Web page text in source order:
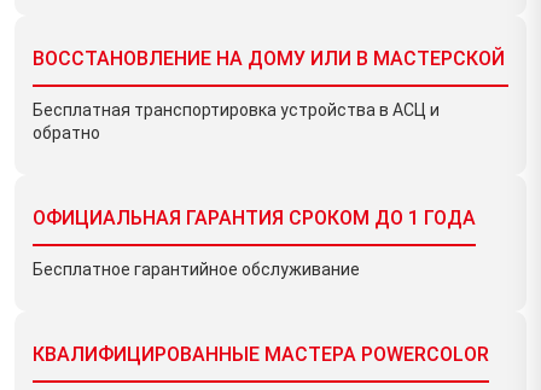
ВОССТАНОВЛЕНИЕ НА ДОМУ ИЛИ В МАСТЕРСКОЙ
Бесплатная транспортировка устройства в AСЦ и
обратно
ОФИЦИАЛЬНАЯ ГАРАНТИЯ СРОКОМ ДО 1 ГОДА
Бесплатное гарантийное обслуживание
КВАЛИФИЦИРОВАННЫЕ МАСТЕРА POWERCOLOR